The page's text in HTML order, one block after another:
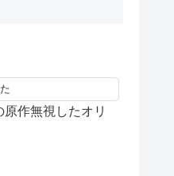
原作無視したオリ